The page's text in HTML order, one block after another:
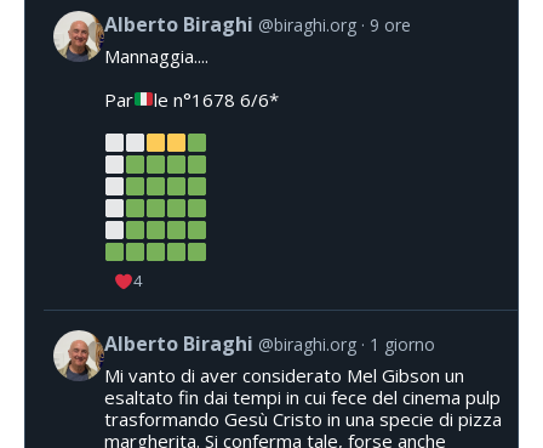
Alberto Biraghi @biraghi.org 9 ore
Mannaggia....
Par
le n°1678 6/6*
4
Alberto Biraghi @biraghi.org 1 giorno
Mi vanto di aver considerato Mel Gibson un
esaltato fin dai tempi in cui fece del cinema pulp
trasformando Gesù Cristo in una specie di pizza
margherita. Si conferma tale, forse anche